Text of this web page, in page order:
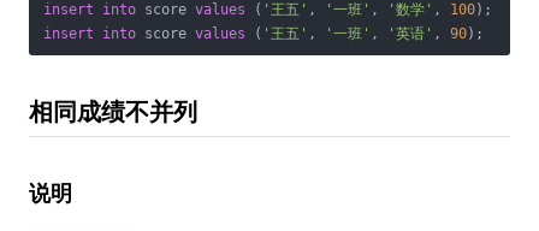
insert
into score values ( '王五' , '一班' , '数学' , 100
insert
into score values ( '王五' , '一班' , '英语' , 90);
相同成绩不并列
说明